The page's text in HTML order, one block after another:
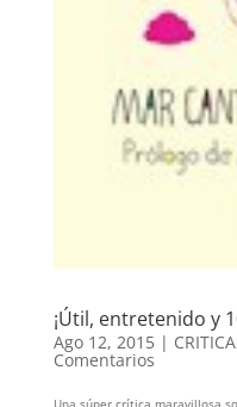
¡Útil, entretenido y
Ago 12, 2015|
Comentarios
Una súper crítica maravillosa